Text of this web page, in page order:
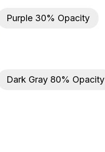
Purple 30% Opacity
Dark Gray 80% Opacity